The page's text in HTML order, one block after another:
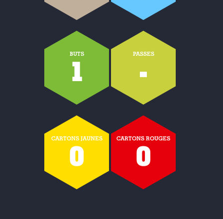
BUTS
1
PASSES
-
CARTONS JAUNES
0
CARTONS ROUGES
0